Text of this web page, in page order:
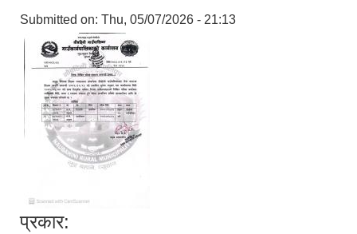
Submitted on: Thu, 05/07/2026 - 21:13
प्रकार: